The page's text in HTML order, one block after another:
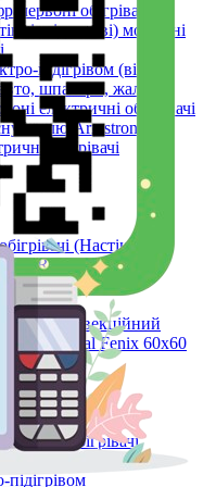
обігрівачі
підлогові) мобільні
підігрівом (вікон,
шпалери, жалюзі)
електричні обігрівачі
стелю Armstrong)
обігрівачі
(Настінні,
ARMSTRONG)
конвекційний
Monocrystal Fenix 60x60
обігрівачі
підігрівом